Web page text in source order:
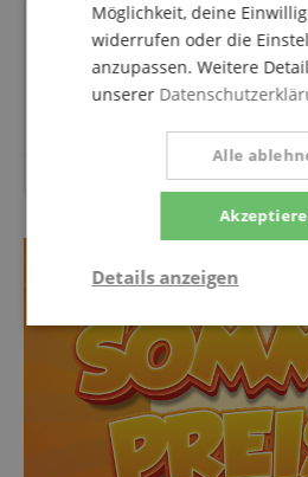
Fragen zum Artikel
Stelle eine Frage
Zu diesem Artikel wurden noch
Möglichkeit, deine
widerrufen oder die
anzupassen. Weitere
unserer
Alle
Details anzeigen
Statistik Marketing